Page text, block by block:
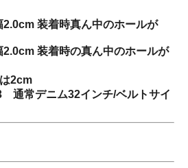
装着時真ん中のホールが
装着時の真ん中のホールが
2cm
通常デニム32インチ/ベルトサイ